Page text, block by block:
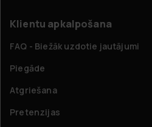
Klientu apkalpošana
FAQ - Biežāk uzdotie jautājumi
Piegāde
Atgriešana
Pretenzijas